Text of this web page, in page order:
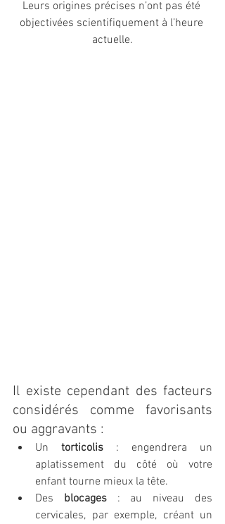
Leurs origines précises n’ont pas été
objectivées scientifiquement à l’heure
actuelle.
Il existe cependant des facteurs
considérés comme favorisants
ou aggravants :
Un torticolis : engendrera un
aplatissement du côté où votre
enfant tourne mieux la tête.
Des blocages : au niveau des
cervicales, par exemple, créant un